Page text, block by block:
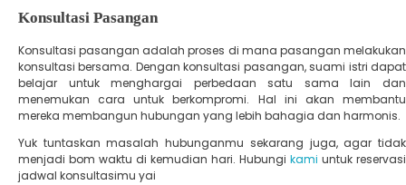
Konsultasi Pasangan
Konsultasi pasangan adalah proses di mana pasangan melakukan
konsultasi bersama. Dengan konsultasi pasangan, suami istri dapat
belajar untuk menghargai perbedaan satu sama lain dan
menemukan cara untuk berkompromi. Hal ini akan membantu
mereka membangun hubungan yang lebih bahagia dan harmonis.
Yuk tuntaskan masalah hubunganmu sekarang juga, agar tidak
menjadi bom waktu di kemudian hari. Hubungi kami untuk reservasi
jadwal konsultasimu yai